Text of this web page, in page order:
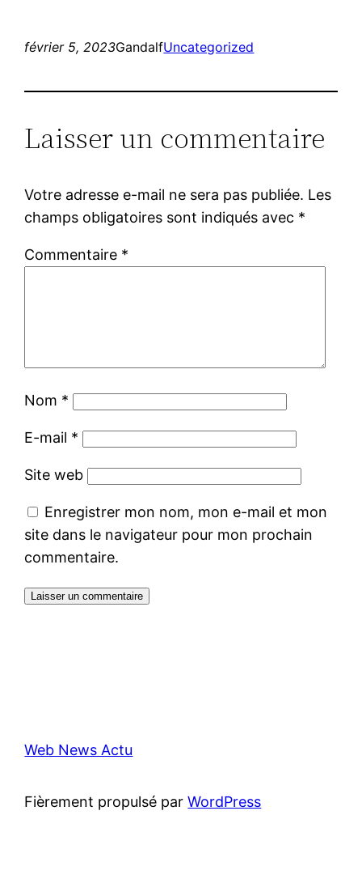
février 5, 2023GandalfUncategorized
Laisser un commentaire
Votre adresse e-mail ne sera pas publiée. Les
champs obligatoires sont indiqués avec *
Commentaire *
Nom *
E-mail *
Site web
Enregistrer mon nom, mon e-mail et mon
site dans le navigateur pour mon prochain
commentaire.
Web News Actu
Fièrement propulsé parWordPress